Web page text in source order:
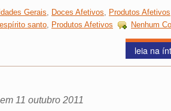
Gerais, Doces Afetivos, Produtos Afetivos
espírito santo, Produtos Afetivos
Nenhum
leia na
11 outubro 2011